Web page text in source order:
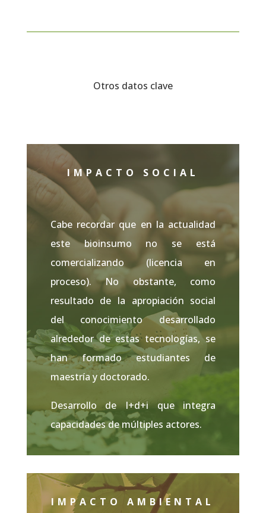
Otros datos clave
IMPACTO SOCIAL
Cabe recordar que en la actualidad
este bioinsumo no se está
comercializando (licencia en
proceso). No obstante, como
resultado de la apropiación social
del conocimiento desarrollado
alrededor de estas tecnologías, se
han formado estudiantes de
maestría y doctorado.
Desarrollo de I+d+i que integra
capacidades de múltiples actores.
IMPACTO AMBIENTAL